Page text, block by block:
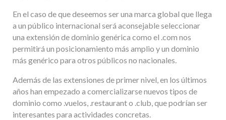
En el caso de que deseemos ser una marca global que llega
a un público internacional será aconsejable seleccionar
una extensión de dominio genérica como el .com nos
permitirá un posicionamiento más amplio y un dominio
más genérico para otros públicos no nacionales.
Además de las extensiones de primer nivel, en los últimos
años han empezado a comercializarse nuevos tipos de
dominio como .vuelos, .restaurant o .club, que podrían ser
interesantes para actividades concretas.